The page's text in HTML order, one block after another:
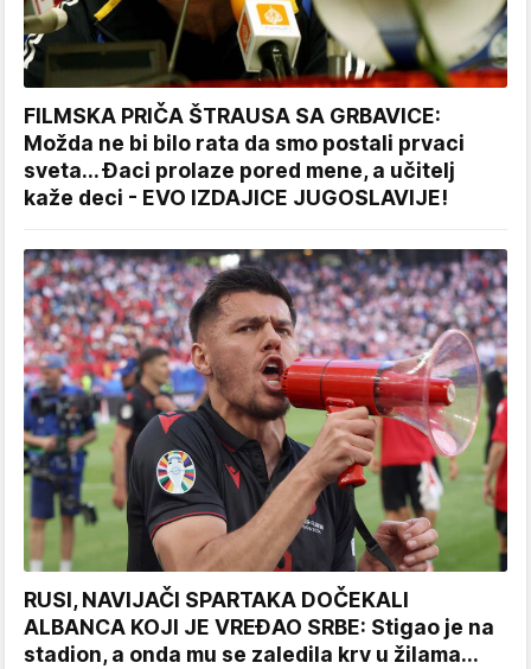
FILMSKA PRIČA ŠTRAUSA SA GRBAVICE:
Možda ne bi bilo rata da smo postali prvaci
sveta... Đaci prolaze pored mene, a učitelj
kaže deci - EVO IZDAJICE JUGOSLAVIJE!
RUSI, NAVIJAČI SPARTAKA DOČEKALI
ALBANCA KOJI JE VREĐAO SRBE: Stigao je na
stadion, a onda mu se zaledila krv u žilama...